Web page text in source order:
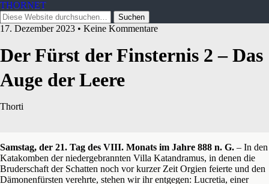
THORNET
17. Dezember 2023 • Keine Kommentare
Der Fürst der Finsternis 2 – Das
Auge der Leere
Thorti
Samstag, der 21. Tag des VIII. Monats im Jahre 888 n. G. – In den
Katakomben der niedergebrannten Villa Katandramus, in denen die
Bruderschaft der Schatten noch vor kurzer Zeit Orgien feierte und den
Dämonenfürsten verehrte, stehen wir ihr entgegen: Lucretia, einer